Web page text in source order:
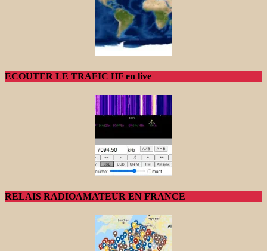
ECOUTER LE TRAFIC HF en live
RELAIS RADIOAMATEUR EN FRANCE